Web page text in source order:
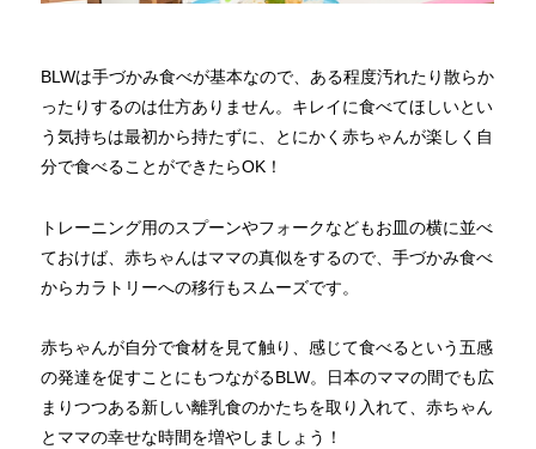
BLWは手づかみ食べが基本なので、ある程度汚れたり散らか
ったりするのは仕方ありません。キレイに食べてほしいとい
う気持ちは最初から持たずに、とにかく赤ちゃんが楽しく自
分で食べることができたらOK！
トレーニング用のスプーンやフォークなどもお皿の横に並べ
ておけば、赤ちゃんはママの真似をするので、手づかみ食べ
からカラトリーへの移行もスムーズです。
赤ちゃんが自分で食材を見て触り、感じて食べるという五感
の発達を促すことにもつながるBLW。日本のママの間でも広
まりつつある新しい離乳食のかたちを取り入れて、赤ちゃん
とママの幸せな時間を増やしましょう！